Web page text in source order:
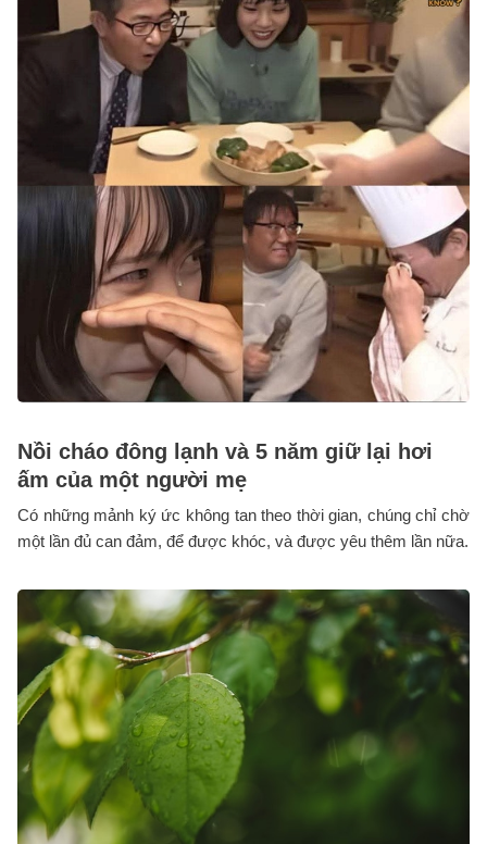
Nồi cháo đông lạnh và 5 năm giữ lại hơi
ấm của một người mẹ
Có những mảnh ký ức không tan theo thời gian, chúng chỉ chờ
một lần đủ can đảm, để được khóc, và được yêu thêm lần nữa.